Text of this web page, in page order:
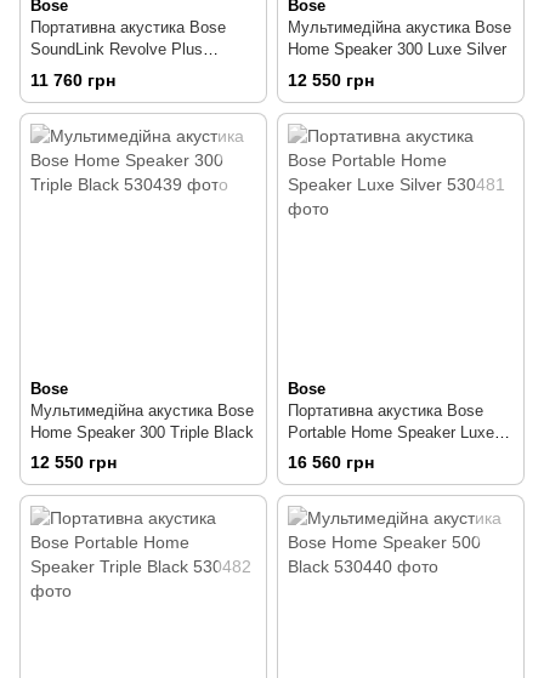
Bose
Портативна акустика Bose
SoundLink Revolve Plus
Bluetooth speaker Grey
11 760 грн
Bose
Мультимедійна акустика Bose
Home Speaker 300 Luxe Silver
12 550 грн
Bose
Мультимедійна акустика Bose
Home Speaker 300 Triple Black
12 550 грн
Bose
Портативна акустика Bose
Portable Home Speaker Luxe
Silver
16 560 грн